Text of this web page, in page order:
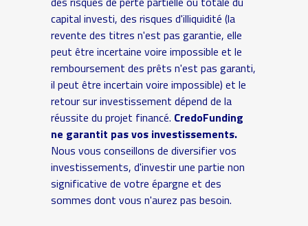
capital investi, des risques d'illiquidité (la
revente des titres n'est pas garantie, elle
peut être incertaine voire impossible et le
remboursement des prêts n'est pas garanti,
il peut être incertain voire impossible) et le
retour sur investissement dépend de la
réussite du projet financé. CredoFunding
ne garantit pas vos investissements.
Nous vous conseillons de diversifier vos
investissements, d'investir une partie non
significative de votre épargne et des
sommes dont vous n'aurez pas besoin.